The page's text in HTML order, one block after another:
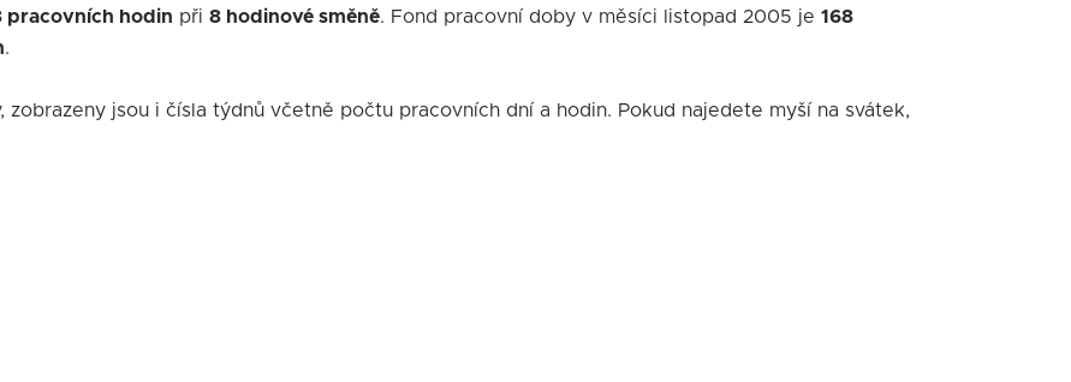
pracovních hodin při 8 hodinové směně. Fond pracovní doby v měsíci listopad 2005 je 168
.
zobrazeny jsou i čísla týdnů včetně počtu pracovních dní a hodin. Pokud najedete myší na svátek,